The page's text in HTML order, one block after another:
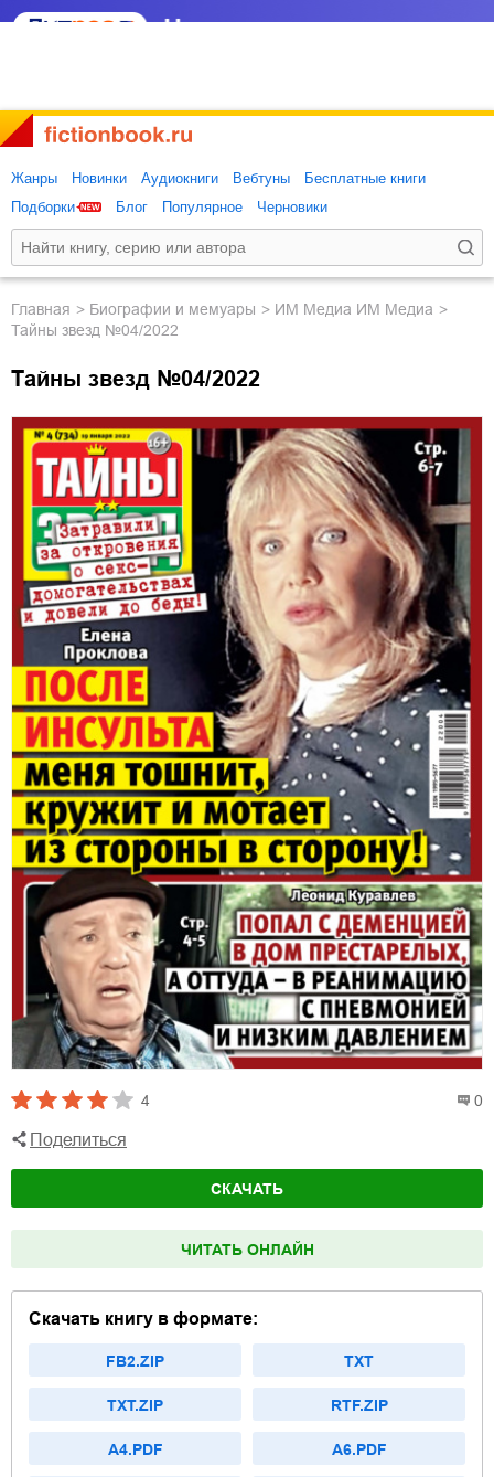
Жанры Новинки Аудиокниги Вебтуны
Бесплатные книги
Подборки
Блог Популярное Черновики
Главная биографии и мемуары
ИМ Медиа ИМ Медиа
Тайны звезд №04/2022
Тайны звезд №04/2022
4 0
Поделиться
СКАЧАТЬ
ЧИТАТЬ ОНЛАЙН
Скачать книгу в формате:
FB2.ZIP TXT
TXT.ZIP RTF.ZIP
A4.PDF A6.PDF